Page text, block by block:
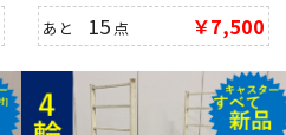
あと 15 点 ￥7,500